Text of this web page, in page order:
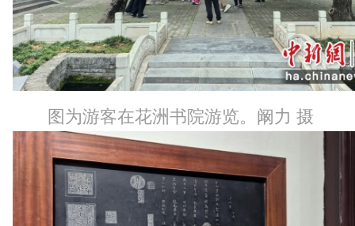
图为游客在花洲书院游览。阚力 摄